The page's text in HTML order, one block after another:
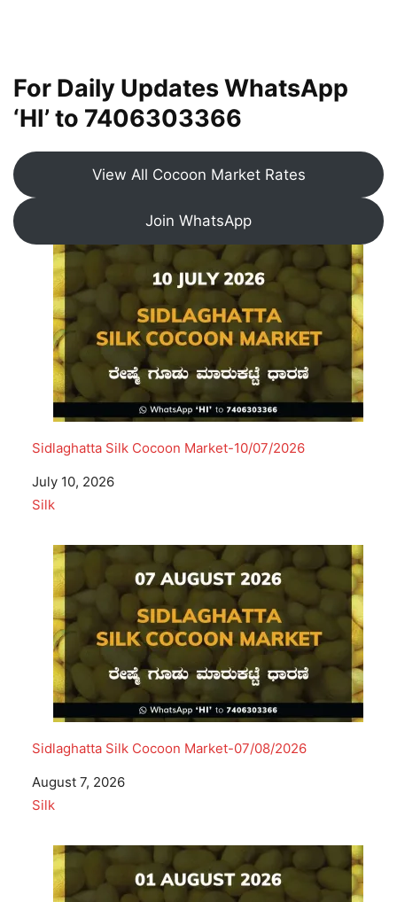
For Daily Updates WhatsApp
‘HI’ to 7406303366
View All Cocoon Market Rates
Join WhatsApp
Sidlaghatta Silk Cocoon Market-10/07/2026
Date
July 10, 2026
In relation to
Silk
Sidlaghatta Silk Cocoon Market-07/08/2026
Date
August 7, 2026
In relation to
Silk